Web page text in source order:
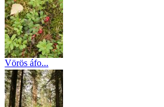
Vörös áfo...
(15)